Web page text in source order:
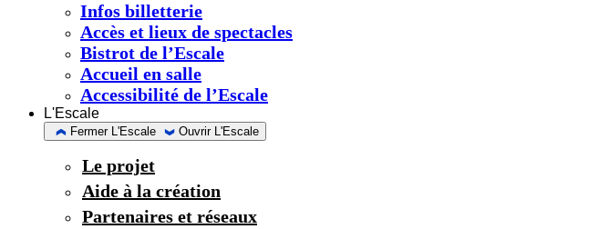
Infos billetterie
Accès et lieux de spectacles
Bistrot de l’Escale
Accueil en salle
Accessibilité de l’Escale
L'Escale
Fermer L'Escale Ouvrir L'Escale
Le projet
Aide à la création
Partenaires et réseaux